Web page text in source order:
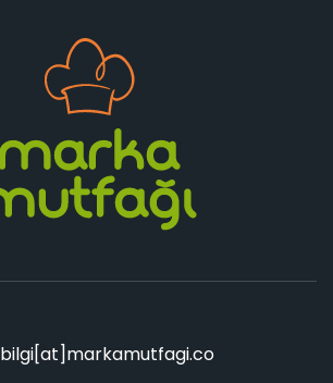
bilgi[at]markamutfagi.co